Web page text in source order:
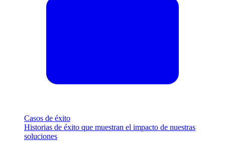
Casos de éxito
Historias de éxito que muestran el impacto de nuestras
soluciones